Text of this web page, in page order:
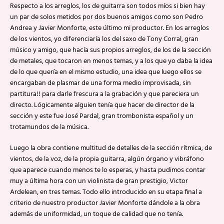
Respecto a los arreglos, los de guitarra son todos míos si bien hay
un par de solos metidos por dos buenos amigos como son Pedro
Andrea y Javier Monforte, este último mi productor. En los arreglos
de los vientos, yo diferenciaría los del saxo de Tony Corral, gran
músico y amigo, que hacía sus propios arreglos, de los de la sección
de metales, que tocaron en menos temas, y a los que yo daba la idea
de lo que quería en el mismo estudio, una idea que luego ellos se
encargaban de plasmar de una forma medio improvisada, sin
partitura!! para darle frescura a la grabación y que pareciera un
directo. Lógicamente alguien tenía que hacer de director de la
sección y este fue José Pardal, gran trombonista español y un
trotamundos de la música.
Luego la obra contiene multitud de detalles de la sección rítmica, de
vientos, de la voz, de la propia guitarra, algún órgano y vibráfono
que aparece cuando menos te lo esperas, y hasta pudimos contar
muy a última hora con un violinista de gran prestigio, Victor
Ardelean, en tres temas. Todo ello introducido en su etapa final a
criterio de nuestro productor Javier Monforte dándole a la obra
además de uniformidad, un toque de calidad que no tenía.